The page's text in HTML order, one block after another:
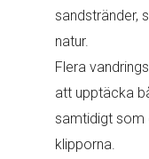
sandstränder,
natur.
Flera
att upptäcka
samtidigt som
klipporna.